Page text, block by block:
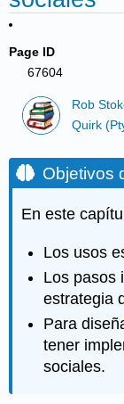
Page ID
67604
Rob
Quirk
Objetivos
En este
Los usos
Los pasos
estrategia
Para
tener
sociales.